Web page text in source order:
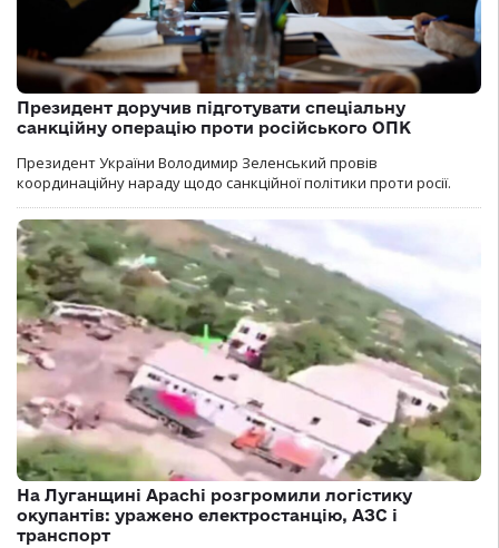
Президент доручив підготувати спеціальну
санкційну операцію проти російського ОПК
Президент України Володимир Зеленський провів
координаційну нараду щодо санкційної політики проти росії.
На Луганщині Apachi розгромили логістику
окупантів: уражено електростанцію, АЗС і
транспорт